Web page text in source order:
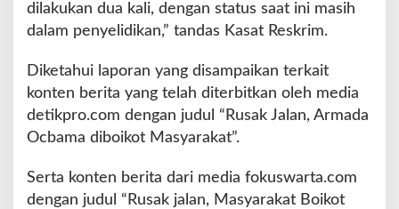
dilakukan dua kali, dengan status saat ini masih
dalam penyelidikan,” tandas Kasat Reskrim.
Diketahui laporan yang disampaikan terkait
konten berita yang telah diterbitkan oleh media
detikpro.com dengan judul “Rusak Jalan, Armada
Ocbama diboikot Masyarakat”.
Serta konten berita dari media fokuswarta.com
dengan judul “Rusak jalan, Masyarakat Boikot